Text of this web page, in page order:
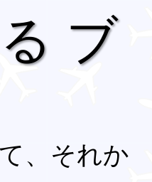
ブ
、それか